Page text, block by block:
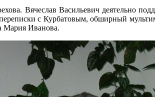
Вячеслав Васильевич деятельно
с Курбатовым, обширный
Мария Иванова.